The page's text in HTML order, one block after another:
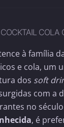
COLA
à família
e cola, um
dos soft
com a
no século
, é